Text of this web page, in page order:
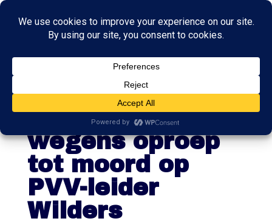
OM eist 12 jaar
tegen Pakistaan
wegens oproep
tot moord op
PVV-leider
Wilders